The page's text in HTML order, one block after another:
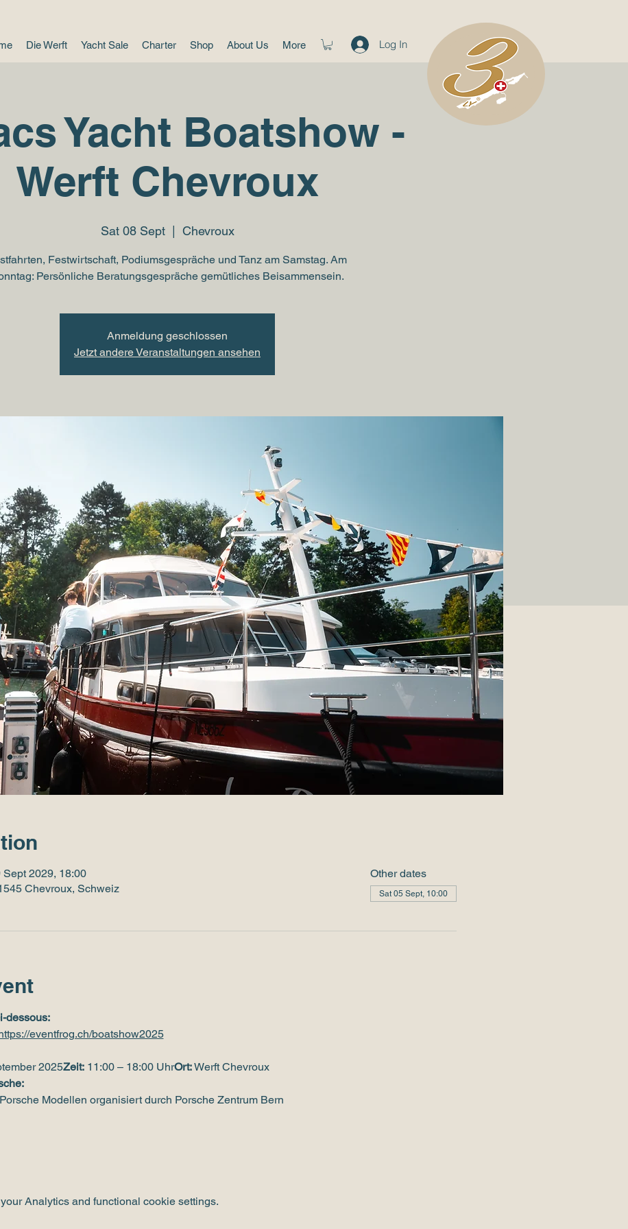
Die Werft Yacht Sale Charter Shop About Us More Log In
Yacht Boatshow -
Werft Chevroux
Sat 08 Sept
  |
Chevroux
Festwirtschaft, Podiumsgespräche und Tanz am Samstag. Am
Persönliche Beratungsgespräche gemütliches Beisammensein.
Anmeldung geschlossen
Jetzt andere Veranstaltungen ansehen
2029, 18:00
Chevroux, Schweiz
Other dates
Sat 05 Sept, 10:00
dessous:
eventfrog.ch/boatshow2025
2025Zeit: 11:00 – 18:00 UhrOrt: Werft Chevroux
Modellen organisiert durch Porsche Zentrum Bern
Analytics and functional cookie settings.